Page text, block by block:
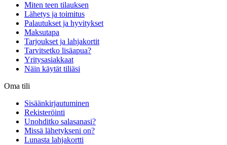
Miten teen tilauksen
Lähetys ja toimitus
Palautukset ja hyvitykset
Maksutapa
Tarjoukset ja lahjakortit
Tarvitsetko lisäapua?
Yritysasiakkaat
Näin käytät tiliäsi
Oma tili
Sisäänkirjautuminen
Rekisteröinti
Unohditko salasanasi?
Missä lähetykseni on?
Lunasta lahjakortti